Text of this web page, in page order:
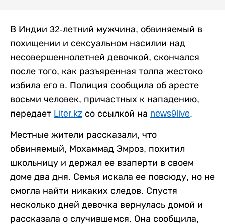
В Индии 32-летний мужчина, обвиняемый в
похищении и сексуальном насилии над
несовершеннолетней девочкой, скончался
после того, как разъяренная толпа жестоко
избила его в. Полиция сообщила об аресте
восьми человек, причастных к нападению,
передает Liter.kz со ссылкой на news9live.
Местные жители рассказали, что
обвиняемый, Мохаммад Эмроз, похитил
школьницу и держал ее взаперти в своем
доме два дня. Семья искала ее повсюду, но не
смогла найти никаких следов. Спустя
несколько дней девочка вернулась домой и
рассказала о случившемся. Она сообщила,